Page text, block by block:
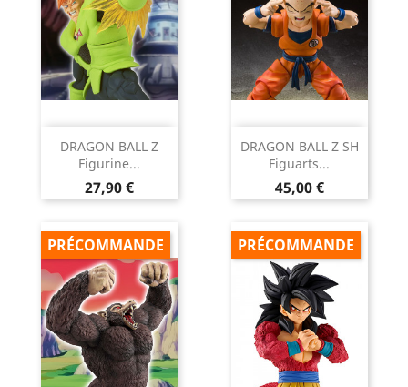
DRAGON BALL Z
Figurine...
Prix
27,90 €
DRAGON BALL Z SH
Figuarts...
Prix
45,00 €
PRÉCOMMANDE PRÉCOMMANDE